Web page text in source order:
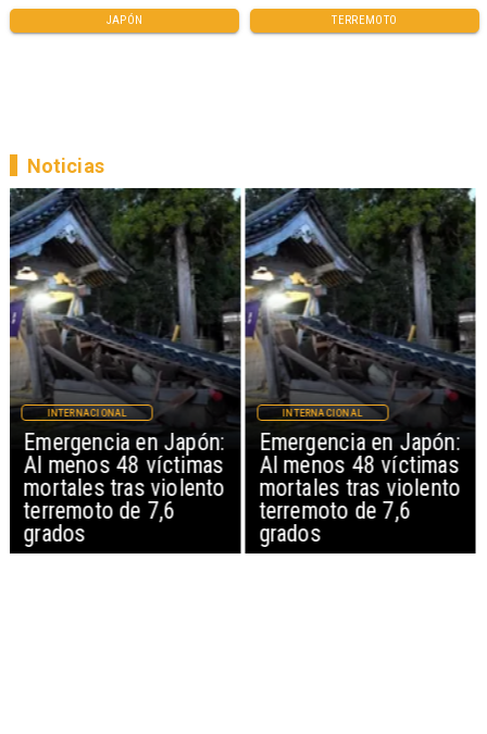
JAPÓN TERREMOTO
Emergencia en Japón:
Al menos 48 víctimas
mortales tras violento
terremoto de 7,6
grados
INTERNACIONAL
Emergencia en Japón:
Al menos 48 víctimas
mortales tras violento
terremoto de 7,6
grados
INTERNACIONAL
Noticias